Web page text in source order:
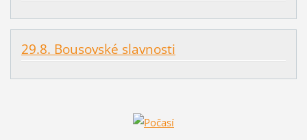
29.8. Bousovské slavnosti